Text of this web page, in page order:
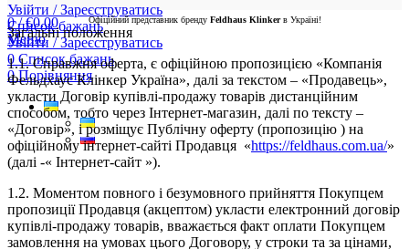
Увійти / Зареєструватись
Список бажань
Увійти / Зареєструватись
0 Список бажань
0 Порівняння
0/ €0.00
Меню
Офіційний представник бренду Feldhaus Klinkerв Україні!
Загальні положення
1.1. Справжня оферта, є офіційною пропозицією «Компанія
Фельдхаус Клінкер Україна», далі за текстом – «Продавець»,
укласти Договір купівлі-продажу товарів дистанційним
способом, тобто через Інтернет-магазин, далі по тексту –
«Договір», і розміщує Публічну оферту (пропозицію ) на
офіційному інтернет-сайті Продавця «https://feldhaus.com.ua/»
(далі -« Інтернет-сайт »).
1.2. Моментом повного і безумовного прийняття Покупцем
пропозиції Продавця (акцептом) укласти електронний договір
купівлі-продажу товарів, вважається факт оплати Покупцем
замовлення на умовах цього Договору, у строки та за цінами,